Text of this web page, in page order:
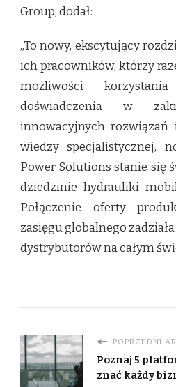
Group, dodał:
„To nowy, ekscytujący
ich pracowników, którzy
możliwości
doświadczenia w
innowacyjnych
wiedzy specjalistycznej,
Power Solutions stanie się
dziedzinie hydrauliki
Połączenie oferty
zasięgu globalnego
dystrybutorów na całym
POPRZEDNI
Poznaj 5
znać każdy